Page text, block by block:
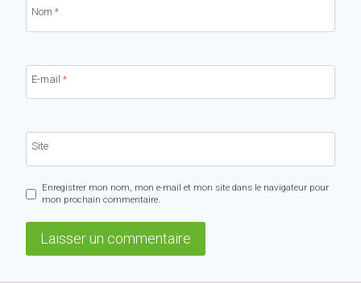
Nom *
E-mail *
Site
Enregistrer mon nom, mon e-mail et mon site dans le navigateur pour
mon prochain commentaire.